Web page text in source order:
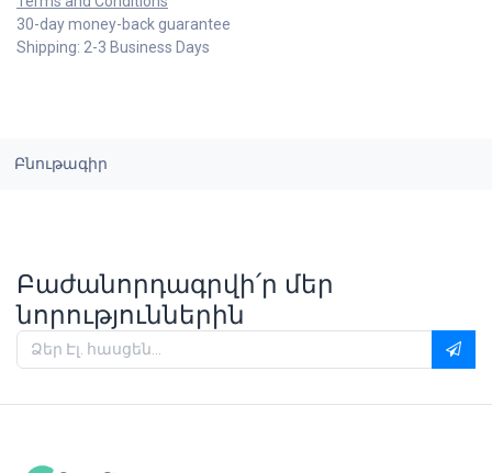
30-day money-back guarantee
Shipping: 2-3 Business Days
Բնութագիր
Բաժանորդագրվի՛ր մեր
նորություններին